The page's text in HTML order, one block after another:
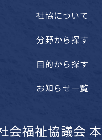
社協について
分野から探す
目的から探す
お知らせ一覧
会福祉協議会